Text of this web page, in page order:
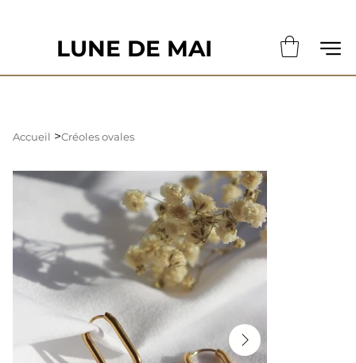
LUNE DE MAI
Accueil >Créoles ovales